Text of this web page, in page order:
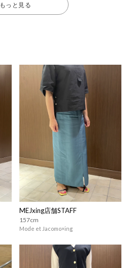
もっと見る
MEJxing店舗STAFF
157cm
Mode et Jacomo×ing